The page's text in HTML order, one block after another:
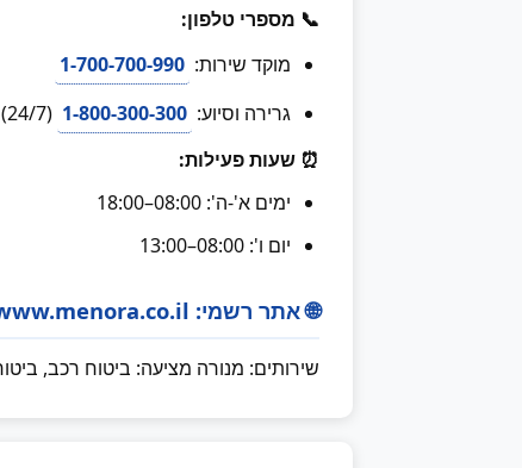
📞 מספרי טלפון:
מוקד שירות: 1-700-700-990
גרירה וסיוע: 1-800-300-300
(24/7)
⏰ שעות פעילות:
ימים א'-ה': 08:00–18:00
יום ו': 08:00–13:00
🌐 אתר רשמי: www.menora.co.il
שירותים: מנורה מציעה: ביטוח רכב, ביטוח